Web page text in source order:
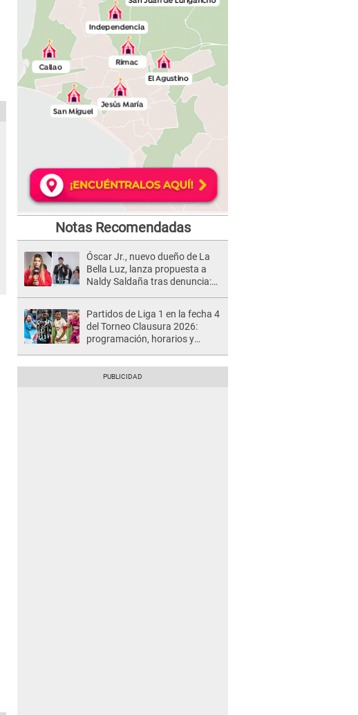
Notas Recomendadas
Óscar Jr., nuevo dueño de La
Bella Luz, lanza propuesta a
Naldy Saldaña tras denuncia:
Partidos de Liga 1 en la fecha 4
del Torneo Clausura 2026:
programación, horarios y